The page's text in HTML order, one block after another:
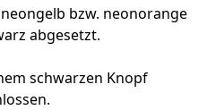
bzw. neonorange
abgesetzt.
schwarzen Knopf